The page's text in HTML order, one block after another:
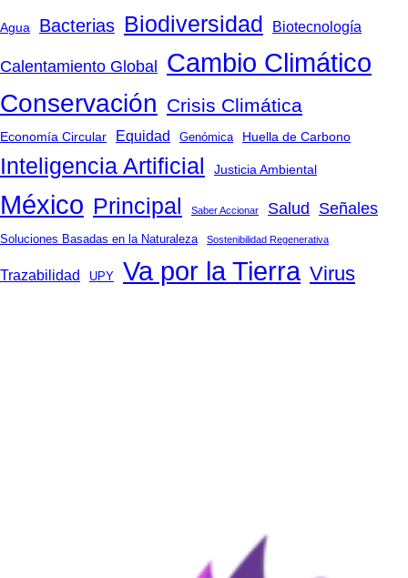
Agua Bacterias Biodiversidad Biotecnología
Calentamiento Global Cambio Climático
Conservación Crisis Climática
Economía Circular Equidad Genómica Huella de Carbono
Inteligencia Artificial Justicia Ambiental
México Principal Saber Accionar Salud Señales
Soluciones Basadas en la Naturaleza Sostenibilidad Regenerativa
Trazabilidad UPY Va por la Tierra Virus